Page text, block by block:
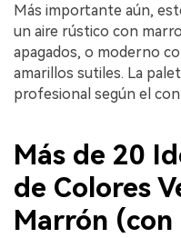
Más importante aún,
un aire rústico con
apagados, o moderno
amarillos sutiles. La
profesional según el
Más de 20
de Colores
Marrón (con